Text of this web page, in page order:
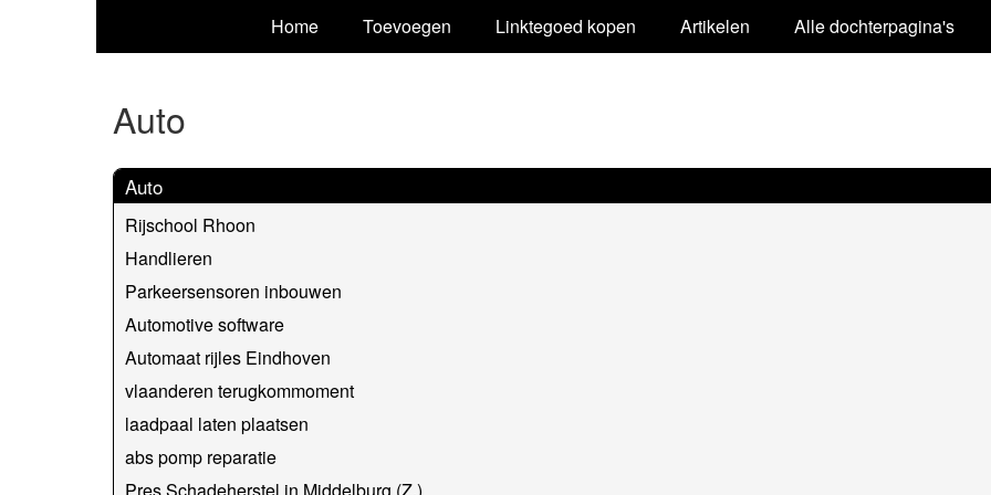
Home Toevoegen Linktegoed kopen Artikelen Alle dochterpagina's
Auto
Auto
Rijschool Rhoon
Handlieren
Parkeersensoren inbouwen
Automotive software
Automaat rijles Eindhoven
vlaanderen terugkommoment
laadpaal laten plaatsen
abs pomp reparatie
Pres Schadeherstel in Middelburg (Z.)